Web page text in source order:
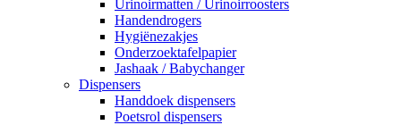
Urinoirmatten / Urinoirroosters
Handendrogers
Hygiënezakjes
Onderzoektafelpapier
Jashaak / Babychanger
Dispensers
Handdoek dispensers
Poetsrol dispensers